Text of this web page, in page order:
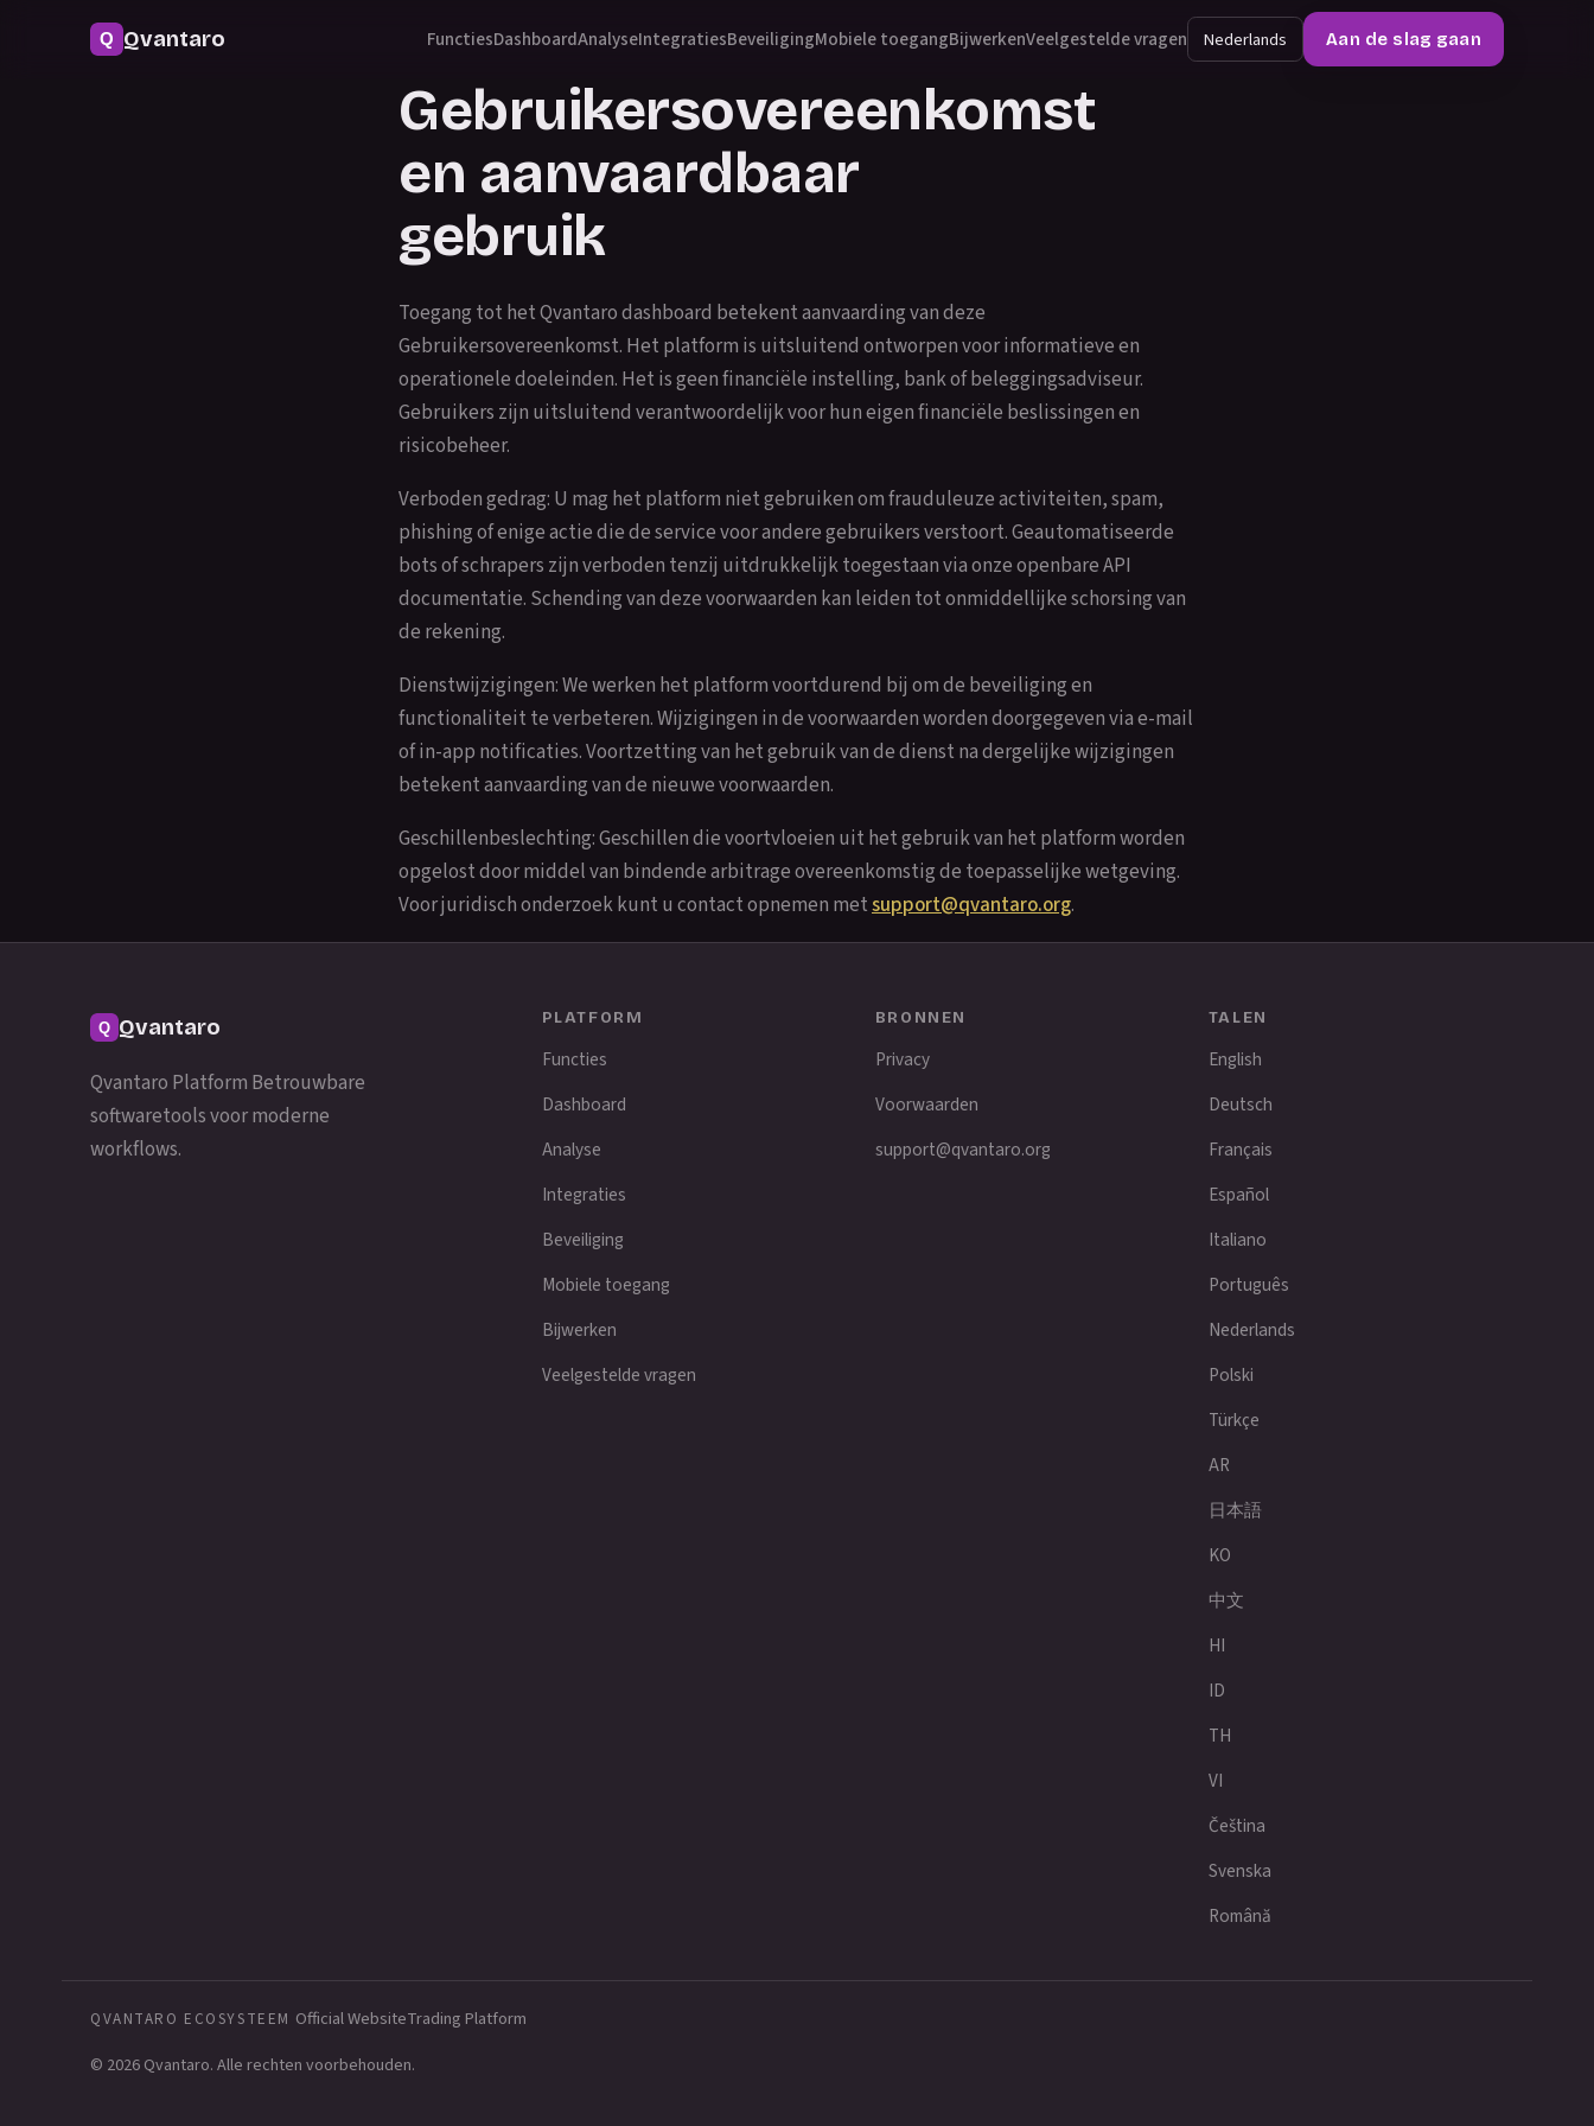
Qvantaro FunctiesDashboardAnalyseIntegratiesBeveiligingMobiele toegangBijwerkenVeelgestelde vragen Nederlands Aan de slag gaan
Gebruikersovereenkomst
en aanvaardbaar
gebruik
Toegang tot het Qvantaro dashboard betekent aanvaarding van deze
Gebruikersovereenkomst. Het platform is uitsluitend ontworpen voor informatieve en
operationele doeleinden. Het is geen financiële instelling, bank of beleggingsadviseur.
Gebruikers zijn uitsluitend verantwoordelijk voor hun eigen financiële beslissingen en
risicobeheer.
Verboden gedrag: U mag het platform niet gebruiken om frauduleuze activiteiten, spam,
phishing of enige actie die de service voor andere gebruikers verstoort. Geautomatiseerde
bots of schrapers zijn verboden tenzij uitdrukkelijk toegestaan via onze openbare API
documentatie. Schending van deze voorwaarden kan leiden tot onmiddellijke schorsing van
de rekening.
Dienstwijzigingen: We werken het platform voortdurend bij om de beveiliging en
functionaliteit te verbeteren. Wijzigingen in de voorwaarden worden doorgegeven via e-mail
of in-app notificaties. Voortzetting van het gebruik van de dienst na dergelijke wijzigingen
betekent aanvaarding van de nieuwe voorwaarden.
Geschillenbeslechting: Geschillen die voortvloeien uit het gebruik van het platform worden
opgelost door middel van bindende arbitrage overeenkomstig de toepasselijke wetgeving.
Voor juridisch onderzoek kunt u contact opnemen metsupport@qvantaro.org.
Qvantaro
Qvantaro Platform Betrouwbare
softwaretools voor moderne
workflows.
PLATFORM
Functies
Dashboard
Analyse
Integraties
Beveiliging
Mobiele toegang
Bijwerken
Veelgestelde vragen
BRONNEN
Privacy
Voorwaarden
support@qvantaro.org
TALEN
English
Deutsch
Français
Español
Italiano
Português
Nederlands
Polski
Türkçe
AR
日本語
KO
中文
HI
ID
TH
VI
Čeština
Svenska
Română
QVANTARO ECOSYSTEEM Official WebsiteTrading Platform
© 2026 Qvantaro. Alle rechten voorbehouden.